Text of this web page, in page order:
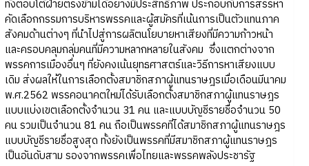
ทั้งตอบโต้ฝ่ายตรงข้ามได้อย่างมีประสิทธิภาพ ประกอบกับการสรรหา
คัดเลือกกรรมการบริหารพรรคและผู้สมัครที่เน้นการเป็นตัวแทนภาค
สังคมด้านต่างๆ ที่นำไปสู่การผลิตนโยบายหาเสียงที่มีความก้าวหน้า
และครอบคลุมกลุ่มคนที่มีความหลากหลายในสังคม ซึ่งแตกต่างจาก
พรรคการเมืองอื่นๆ ที่ยังคงเน้นยุทธศาสตร์และวิธีการหาเสียงแบบ
เดิม ส่งผลให้ในการเลือกตั้งสมาชิกสภาผู้แทนราษฎรเมื่อเดือนมีนาคม
พ.ศ.2562 พรรคอนาคตใหม่ได้รับเลือกตั้งสมาชิกสภาผู้แทนราษฎร
แบบแบ่งเขตเลือกตั้งจำนวน 31 คน และแบบบัญชีรายชื่อจำนวน 50
คน รวมเป็นจำนวน 81 คน ถือเป็นพรรคที่ได้สมาชิกสภาผู้แทนราษฎร
แบบบัญชีรายชื่อสูงสุด ทั้งยังเป็นพรรคที่มีสมาชิกสภาผู้แทนราษฎร
เป็นอันดับสาม รองจากพรรคเพื่อไทยและพรรคพลังประชารัฐ